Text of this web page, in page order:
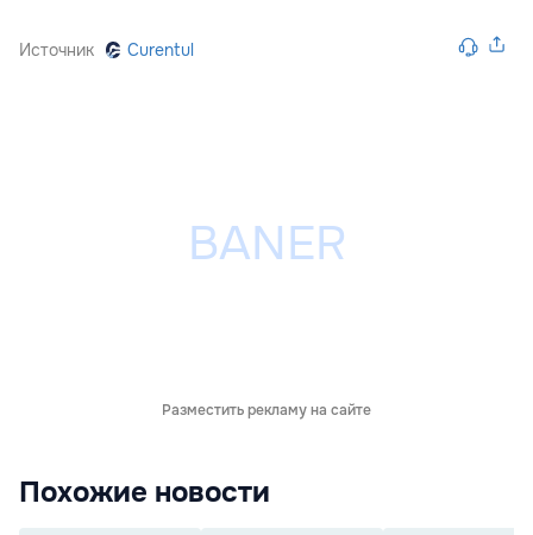
Источник Curentul
Разместить рекламу на сайте
Похожие новости